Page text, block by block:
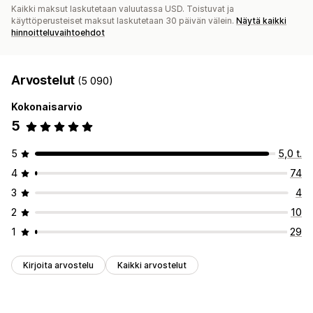
Kaikki maksut laskutetaan valuutassa USD. Toistuvat ja
käyttöperusteiset maksut laskutetaan 30 päivän välein. Näytä kaikki
hinnoitteluvaihtoehdot
Arvostelut (5 090)
Kokonaisarvio
5
5
5,0 t.
4
74
3
4
2
10
1
29
Kirjoita arvostelu Kaikki arvostelut